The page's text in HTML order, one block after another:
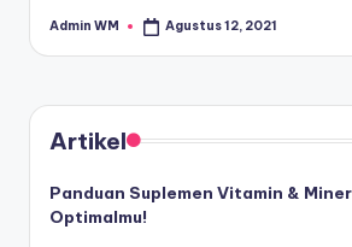
Posted
Admin WM Agustus 12, 2021
Artikel
Panduan Suplemen Vitamin &
Optimalmu!